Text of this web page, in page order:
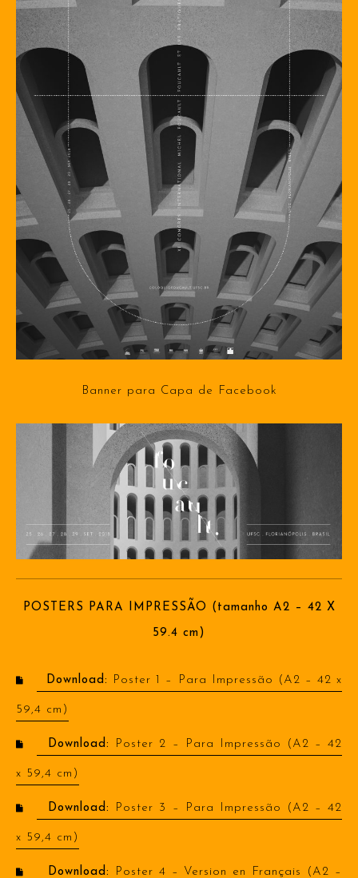
Banner para Capa de Facebook
POSTERS PARA IMPRESSÃO (tamanho A2 – 42 X
59.4 cm)
Download: Poster 1 – Para Impressão (A2 – 42 x
59,4 cm)
Download: Poster 2 – Para Impressão (A2 – 42
x 59,4 cm)
Download: Poster 3 – Para Impressão (A2 – 42
x 59,4 cm)
Download: Poster 4 – Version en Français (A2 –